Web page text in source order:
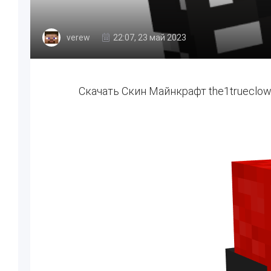
verew 22:07, 23 май 2023
Скачать Скин Майнкрафт